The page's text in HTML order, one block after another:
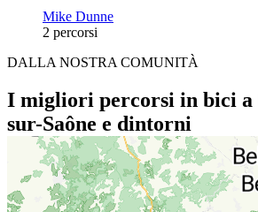
Mike Dunne
2 percorsi
DALLA NOSTRA COMUNITÀ
I migliori percorsi in bici
sur-Saône e dintorni